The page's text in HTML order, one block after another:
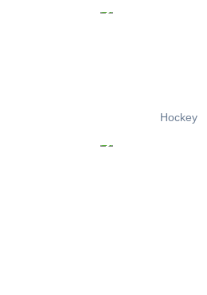
Hockey